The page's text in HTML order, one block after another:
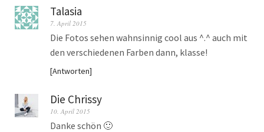
Talasia
7. April 2015
Die Fotos sehen wahnsinnig cool aus ^.^ auch mit
den verschiedenen Farben dann, klasse!
Antworten
Die Chrissy
10. April 2015
Danke schön 🙂